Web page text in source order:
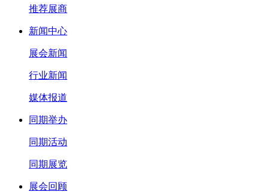
推荐展商
新闻中心
展会新闻
行业新闻
媒体报道
同期举办
同期活动
同期展览
展会回顾